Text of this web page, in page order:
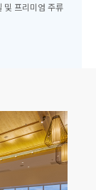
및 프리미엄 주류